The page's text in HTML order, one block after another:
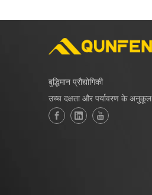
बुद्धिमान प्रौद्योगिकी
उच्च दक्षता और पर्यावरण के अनुकूल